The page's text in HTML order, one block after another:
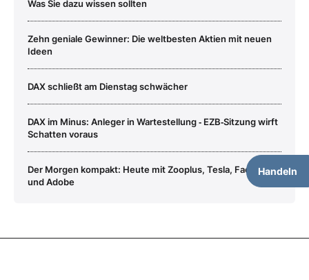
Handeln
Was Sie dazu wissen sollten
Zehn geniale Gewinner: Die weltbesten Aktien mit neuen
Ideen
DAX schließt am Dienstag schwächer
DAX im Minus: Anleger in Wartestellung ‑ EZB‑Sitzung wirft
Schatten voraus
Der Morgen kompakt: Heute mit Zooplus, Tesla, Facebook
und Adobe